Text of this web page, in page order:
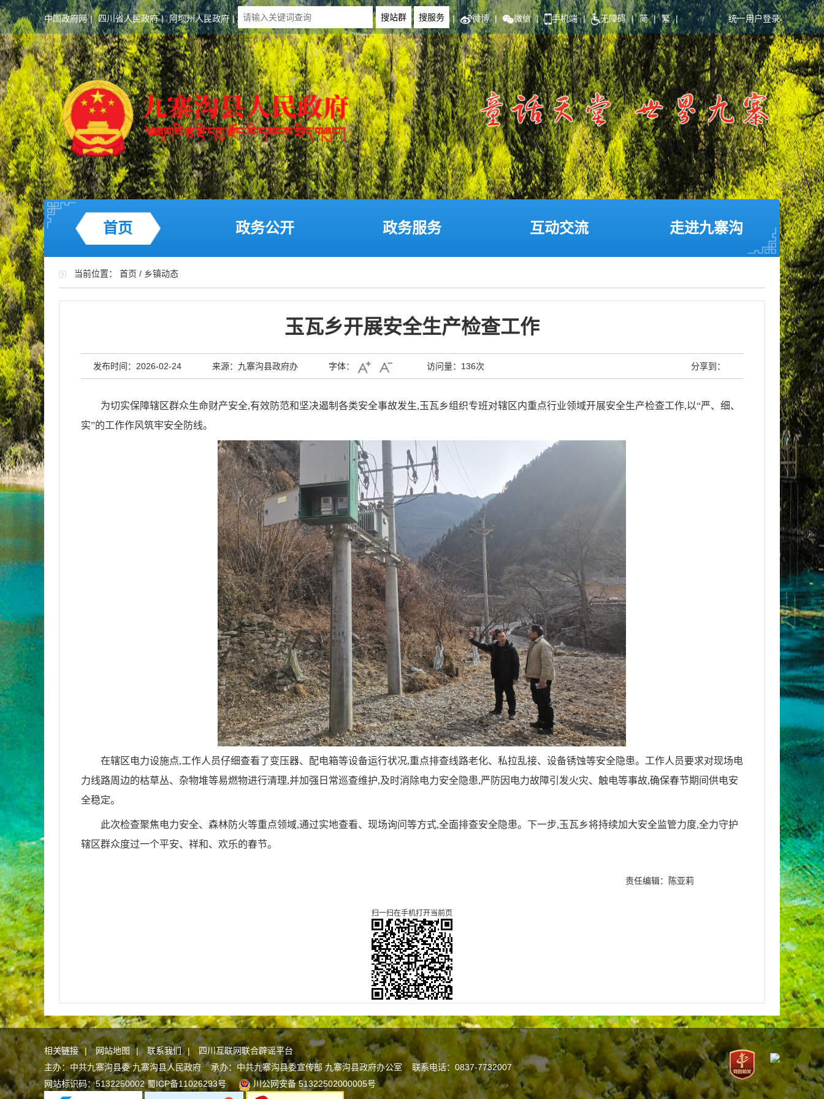
中国政府网 | 四川省人民政府 | 阿坝州人民政府 | | 微博 | 微信 | 手机端 | 无障碍 | 简 | 繁 | 统一用户登录
首页 政务公开 政务服务 互动交流 走进九寨沟
当前位置： 首页 / 乡镇动态
玉瓦乡开展安全生产检查工作
发布时间：2026-02-24 来源：九寨沟县政府办 字体： 访问量： 136次 分享到：
为切实保障辖区群众生命财产安全,有效防范和坚决遏制各类安全事故发生,玉瓦乡组织专班对辖区内重点行业领域开展安全生产检查工作,以“严、细、
实”的工作作风筑牢安全防线。
在辖区电力设施点,工作人员仔细查看了变压器、配电箱等设备运行状况,重点排查线路老化、私拉乱接、设备锈蚀等安全隐患。工作人员要求对现场电
力线路周边的枯草丛、杂物堆等易燃物进行清理,并加强日常巡查维护,及时消除电力安全隐患,严防因电力故障引发火灾、触电等事故,确保春节期间供电安
全稳定。
此次检查聚焦电力安全、森林防火等重点领域,通过实地查看、现场询问等方式,全面排查安全隐患。下一步,玉瓦乡将持续加大安全监管力度,全力守护
辖区群众度过一个平安、祥和、欢乐的春节。
责任编辑：陈亚莉
扫一扫在手机打开当前页
相关链接 | 网站地图 | 联系我们 |
四川互联网联合辟谣平台
主办：中共九寨沟县委 九寨沟县人民政府 承办：中共九寨沟县委宣传部 九寨沟县政府办公室 联系电话：0837-7732007
网站标识码：5132250002蜀ICP备11026293号 川公网安备 51322502000005号